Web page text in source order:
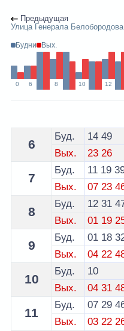
Предыдущая
Улица Генерала Белобородова
Будни Вых.
0 6 8 10 12
Расписание 8
6
Буд. 14 49
Вых.
23 26
7
Буд. 11 19
Вых.
07 23
8
Буд. 12 31
Вых.
01 19
9
Буд. 01 18
Вых.
04 22
10
Буд.
10
Вых.
04 31
11
Буд. 07 29
Вых.
03 22